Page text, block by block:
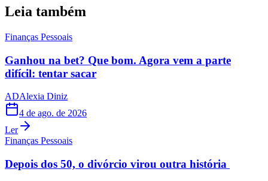
Leia também
Finanças Pessoais
Ganhou na bet? Que bom. Agora vem a parte
difícil: tentar sacar
ADAlexia Diniz
4 de ago. de 2026
Ler
Finanças Pessoais
Depois dos 50, o divórcio virou outra história